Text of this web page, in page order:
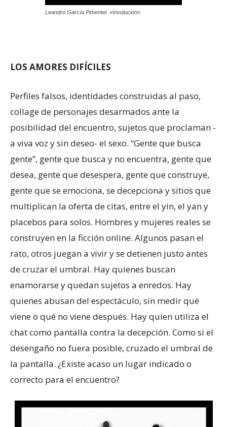
Leandro García Pimentel. «Involución»
LOS AMORES DIFÍCILES
Perfiles falsos, identidades construidas al paso,
collage de personajes desarmados ante la
posibilidad del encuentro, sujetos que proclaman -
a viva voz y sin deseo- el sexo. “Gente que busca
gente”, gente que busca y no encuentra, gente que
desea, gente que desespera, gente que construye,
gente que se emociona, se decepciona y sitios que
multiplican la oferta de citas, entre el yin, el yan y
placebos para solos. Hombres y mujeres reales se
construyen en la ficción online. Algunos pasan el
rato, otros juegan a vivir y se detienen justo antes
de cruzar el umbral. Hay quienes buscan
enamorarse y quedan sujetos a enredos. Hay
quienes abusan del espectáculo, sin medir qué
viene o qué no viene después. Hay quien utiliza el
chat como pantalla contra la decepción. Como si el
desengaño no fuera posible, cruzado el umbral de
la pantalla. ¿Existe acaso un lugar indicado o
correcto para el encuentro?